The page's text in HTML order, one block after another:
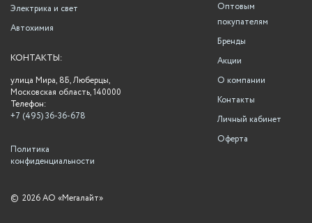
Оптовым
покупателям
Бренды
Акции
О компании
Контакты
Личный кабинет
Оферта
Электрика и свет
Автохимия
КОНТАКТЫ:
улица Мира, 8Б, Люберцы,
Московская область, 140000
Телефон:
+7 (495) 36-36-678
Политика
конфиденциальности
© 2026 АО «Мегалайт»